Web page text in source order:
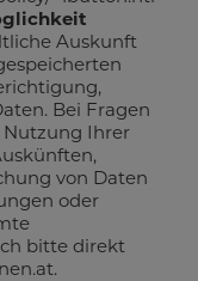
Auskunft
Bei Fragen
Nutzung Ihrer
von Daten
oder
bitte direkt